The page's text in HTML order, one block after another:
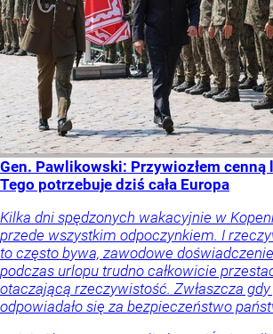
Gen. Pawlikowski: Przywiozłem cenną
Tego potrzebuje dziś cała Europa
Kilka dni spędzonych wakacyjnie w
przede wszystkim odpoczynkiem. I
to często bywa, zawodowe
podczas urlopu trudno całkowicie
otaczającą rzeczywistość. Zwłaszcza
odpowiadało się za bezpieczeństwo